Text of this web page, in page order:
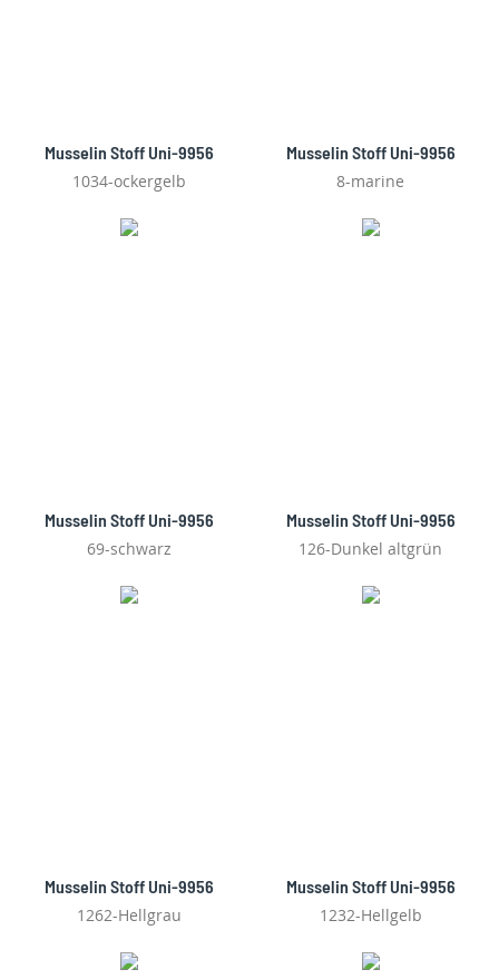
Musselin Stoff Uni-9956
1034-ockergelb
Musselin Stoff Uni-9956
8-marine
Musselin Stoff Uni-9956
69-schwarz
Musselin Stoff Uni-9956
126-Dunkel altgrün
Musselin Stoff Uni-9956
1262-Hellgrau
Musselin Stoff Uni-9956
1232-Hellgelb